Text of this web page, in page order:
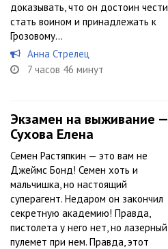
доказывать, что он достоин чести
стать воином и принадлежать к
Грозовому...
Анна Стрелец
7 часов 46 минут
Экзамен на выживание —
Сухова Елена
Семен Растяпкин — это вам не
Джеймс Бонд! Семен хоть и
мальчишка, но настоящий
суперагент. Недаром он закончил
секретную академию! Правда,
пистолета у него нет, но лазерный
пулемет при нем. Правда, этот